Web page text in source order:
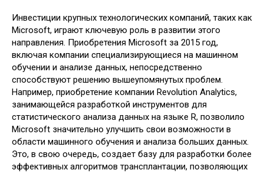
Инвестиции крупных технологических компаний, таких как
Microsoft, играют ключевую роль в развитии этого
направления. Приобретения Microsoft за 2015 год,
включая компании специализирующиеся на машинном
обучении и анализе данных, непосредственно
способствуют решению вышеупомянутых проблем.
Например, приобретение компании Revolution Analytics,
занимающейся разработкой инструментов для
статистического анализа данных на языке R, позволило
Microsoft значительно улучшить свои возможности в
области машинного обучения и анализа больших данных.
Это, в свою очередь, создает базу для разработки более
эффективных алгоритмов трансплантации, позволяющих